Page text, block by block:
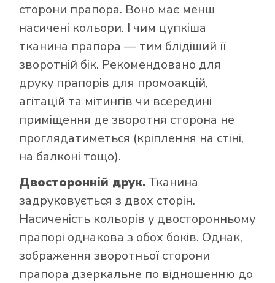
сторони прапора. Воно має менш
насичені кольори. І чим цупкіша
тканина прапора — тим блідіший її
зворотній бік. Рекомендовано для
друку прапорів для промоакцій,
агітацій та мітингів чи всередині
приміщення де зворотня сторона не
проглядатиметься (кріплення на стіні,
на балконі тощо).
Двосторонній друк. Тканина
задруковується з двох сторін.
Насиченість кольорів у двосторонньому
прапорі однакова з обох боків. Однак,
зображення зворотньої сторони
прапора дзеркальне по відношенню до